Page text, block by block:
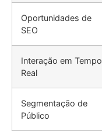
Oportunidades de
SEO
Interação em Tempo
Real
Segmentação de
Público